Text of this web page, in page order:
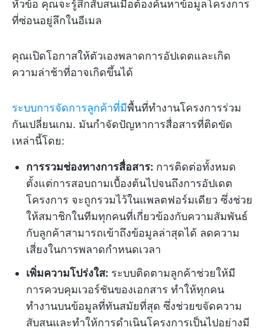
หัวข้อ คุณจะรู้สึกสับสนเมื่อต้องค้นหาข้อมูลโครงการ
ที่ซ่อนอยู่ลึกในอีเมล
คุณเปิดโอกาสให้ตัวเองพลาดการอัปเดตและเกิด
ความล่าช้าที่อาจเกิดขึ้นได้
ระบบการจัดการลูกค้าที่มีพื้นที่ทำงานโครงการร่วม
กันเปลี่ยนเกม. มันกำจัดปัญหาการสื่อสารที่ติดขัด
เหล่านี้โดย:
การรวมช่องทางการสื่อสาร: การติดต่อทั้งหมด
ตั้งแต่การสอบถามเบื้องต้นไปจนถึงการอัปเดต
โครงการ จะถูกรวมไว้ในแพลตฟอร์มเดียว ซึ่งช่วย
ให้สมาชิกในทีมทุกคนที่เกี่ยวข้องกับความสัมพันธ์
กับลูกค้าสามารถเข้าถึงข้อมูลล่าสุดได้ ลดความ
เสี่ยงในการพลาดกำหนดเวลา
เพิ่มความโปร่งใส: ระบบติดตามลูกค้าช่วยให้มี
การควบคุมเวอร์ชันของเอกสาร ทำให้ทุกคน
ทำงานบนข้อมูลที่ทันสมัยที่สุด ซึ่งช่วยขจัดความ
สับสนและทำให้การดำเนินโครงการเป็นไปอย่างมี